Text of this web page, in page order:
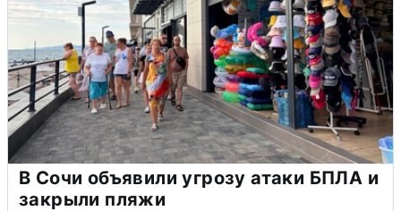
В Сочи объявили угрозу атаки БПЛА и
закрыли пляжи